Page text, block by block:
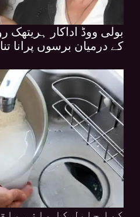
بولی ووڈ اداکار ہریتھک
کے درمیان برسوں پرانا